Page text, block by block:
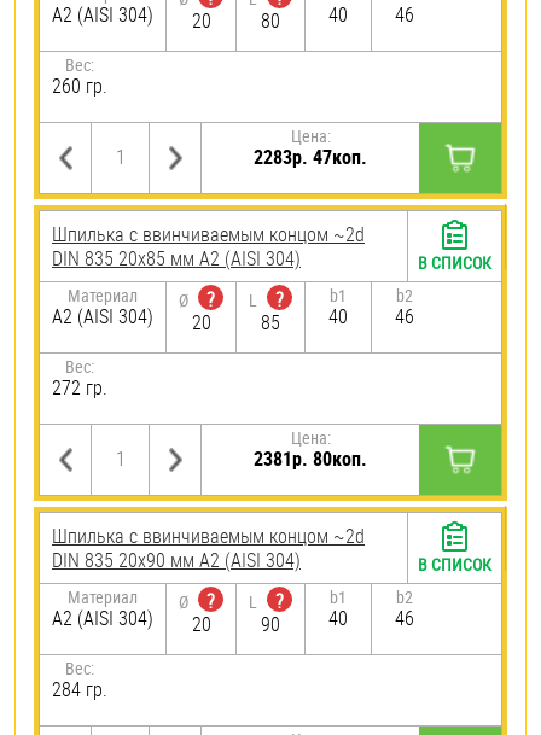
А2 (AISI 304)
20
80
40 46
Вес:
260 гр.
Цена:
2283р. 47коп.
Шпилька c ввинчиваемым концом ~2d
DIN 835 20х85 мм А2 (AISI 304)
Материал
А2 (AISI 304)
Ø
?
20
L
?
85
b1
40
b2
46
Вес:
272 гр.
Цена:
2381р. 80коп.
В СПИСОК
Шпилька c ввинчиваемым концом ~2d
DIN 835 20х90 мм А2 (AISI 304)
Материал
А2 (AISI 304)
Ø
?
20
L
?
90
b1
40
b2
46
Вес:
284 гр.
В СПИСОК